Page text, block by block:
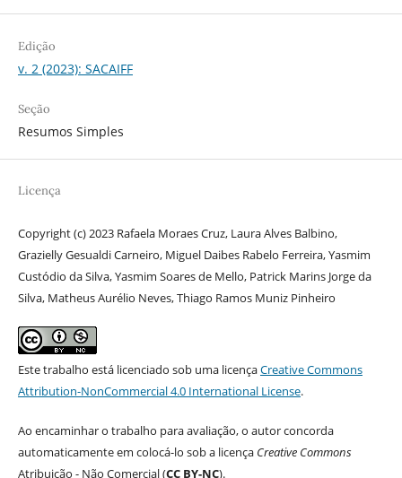
Edição
v. 2 (2023): SACAIFF
Seção
Resumos Simples
Licença
Copyright (c) 2023 Rafaela Moraes Cruz, Laura Alves Balbino,
Grazielly Gesualdi Carneiro, Miguel Daibes Rabelo Ferreira, Yasmim
Custódio da Silva, Yasmim Soares de Mello, Patrick Marins Jorge da
Silva, Matheus Aurélio Neves, Thiago Ramos Muniz Pinheiro
Este trabalho está licenciado sob uma licençaCreative Commons
Attribution-NonCommercial 4.0 International License.
Ao encaminhar o trabalho para avaliação, o autor concorda
automaticamente em colocá-lo sob a licença Creative Commons
Atribuição - Não Comercial (CC BY-NC).